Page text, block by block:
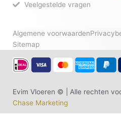
Veelgestelde vragen
Algemene voorwaarden
Sitemap
Evim Vloeren © | Alle rechten
Chase Marketing